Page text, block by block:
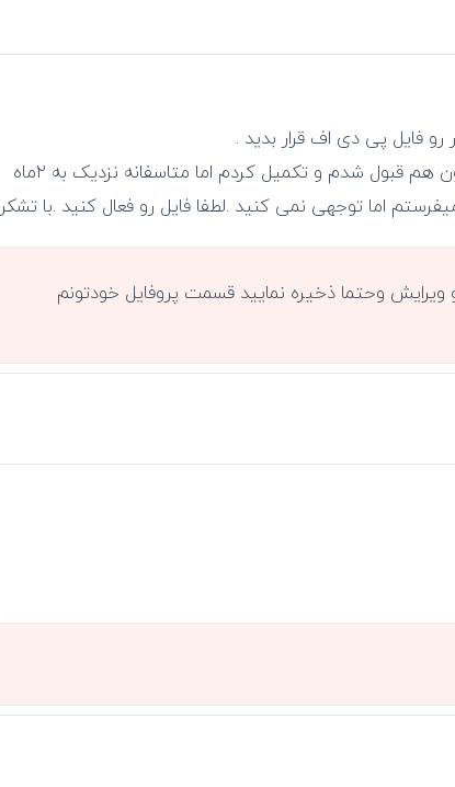
من طبق مراحل ازمون های قبلی این دو ازمون هم قبول شدم و تکمیل کردم اما متاسفانه نزدیک به ۲ماه
اما توجهی نمی کنید .لطفا فایل رو فعال کنید .با تشکر
وحتما ذخیره نمایید قسمت پروفایل خودتونم